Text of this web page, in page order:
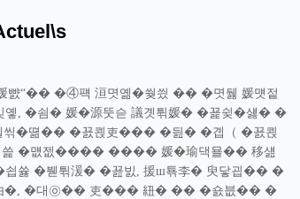
“�� �④퍡 洹몃옒�쒖씠 �� �몃뒗 媛먯젙
, �쇰� 媛�源뚯슫 議곗튂媛� �꾩슂�섏� �
씪�뗢�� �꾨쾭吏��� �딆� �곕（ �꾨쾭
쓽 �먮젮���� ���� 媛�瑜댁묠�� 移섎
쓣 �붿튂湲� �꾪빐, 援ш툒李� 臾닿굅�� �
由�, �대㉧�� 吏��� 紐� �� �숈븞�� �